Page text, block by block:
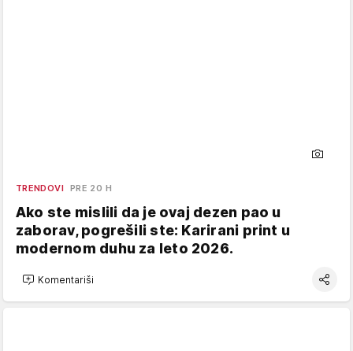
TRENDOVI PRE 20 H
Ako ste mislili da je ovaj dezen pao u
zaborav, pogrešili ste: Karirani print u
modernom duhu za leto 2026.
Komentariši